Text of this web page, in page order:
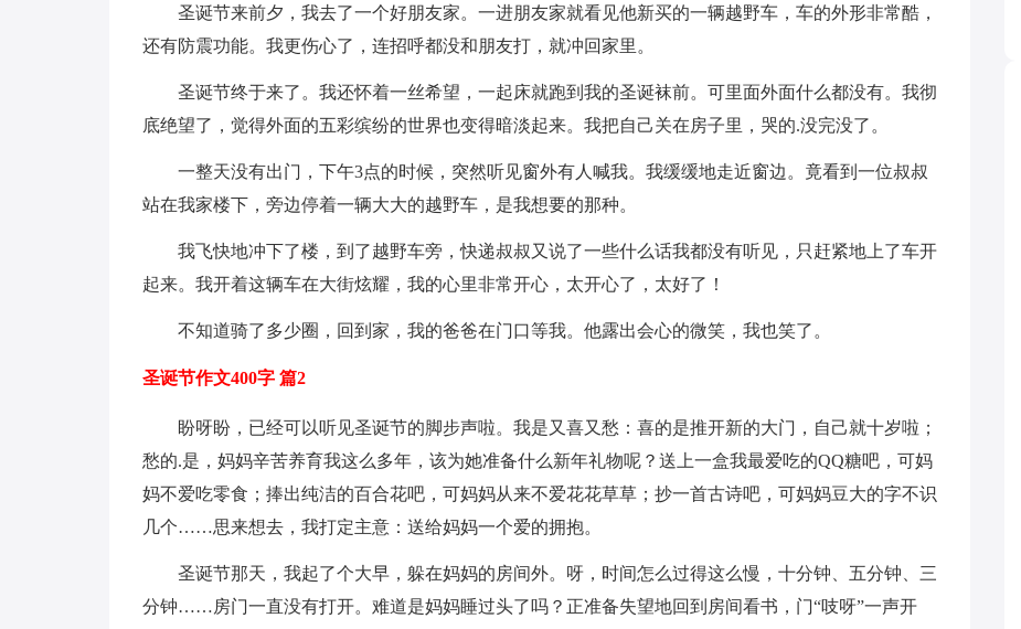
圣诞节来前夕，我去了一个好朋友家。一进朋友家就看见他新买的一辆越野车，车的外形非常酷，
还有防震功能。我更伤心了，连招呼都没和朋友打，就冲回家里。
圣诞节终于来了。我还怀着一丝希望，一起床就跑到我的圣诞袜前。可里面外面什么都没有。我彻
底绝望了，觉得外面的五彩缤纷的世界也变得暗淡起来。我把自己关在房子里，哭的.没完没了。
一整天没有出门，下午3点的时候，突然听见窗外有人喊我。我缓缓地走近窗边。竟看到一位叔叔
站在我家楼下，旁边停着一辆大大的越野车，是我想要的那种。
我飞快地冲下了楼，到了越野车旁，快递叔叔又说了一些什么话我都没有听见，只赶紧地上了车开
起来。我开着这辆车在大街炫耀，我的心里非常开心，太开心了，太好了！
不知道骑了多少圈，回到家，我的爸爸在门口等我。他露出会心的微笑，我也笑了。
圣诞节作文400字 篇2
盼呀盼，已经可以听见圣诞节的脚步声啦。我是又喜又愁：喜的是推开新的大门，自己就十岁啦；
愁的.是，妈妈辛苦养育我这么多年，该为她准备什么新年礼物呢？送上一盒我最爱吃的QQ糖吧，可妈
妈不爱吃零食；捧出纯洁的百合花吧，可妈妈从来不爱花花草草；抄一首古诗吧，可妈妈豆大的字不识
几个……思来想去，我打定主意：送给妈妈一个爱的拥抱。
圣诞节那天，我起了个大早，躲在妈妈的房间外。呀，时间怎么过得这么慢，十分钟、五分钟、三
分钟……房门一直没有打开。难道是妈妈睡过头了吗？正准备失望地回到房间看书，门“吱呀”一声开